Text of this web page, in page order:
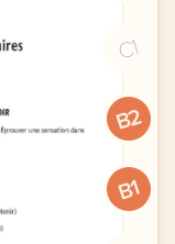
C1
B2
B1